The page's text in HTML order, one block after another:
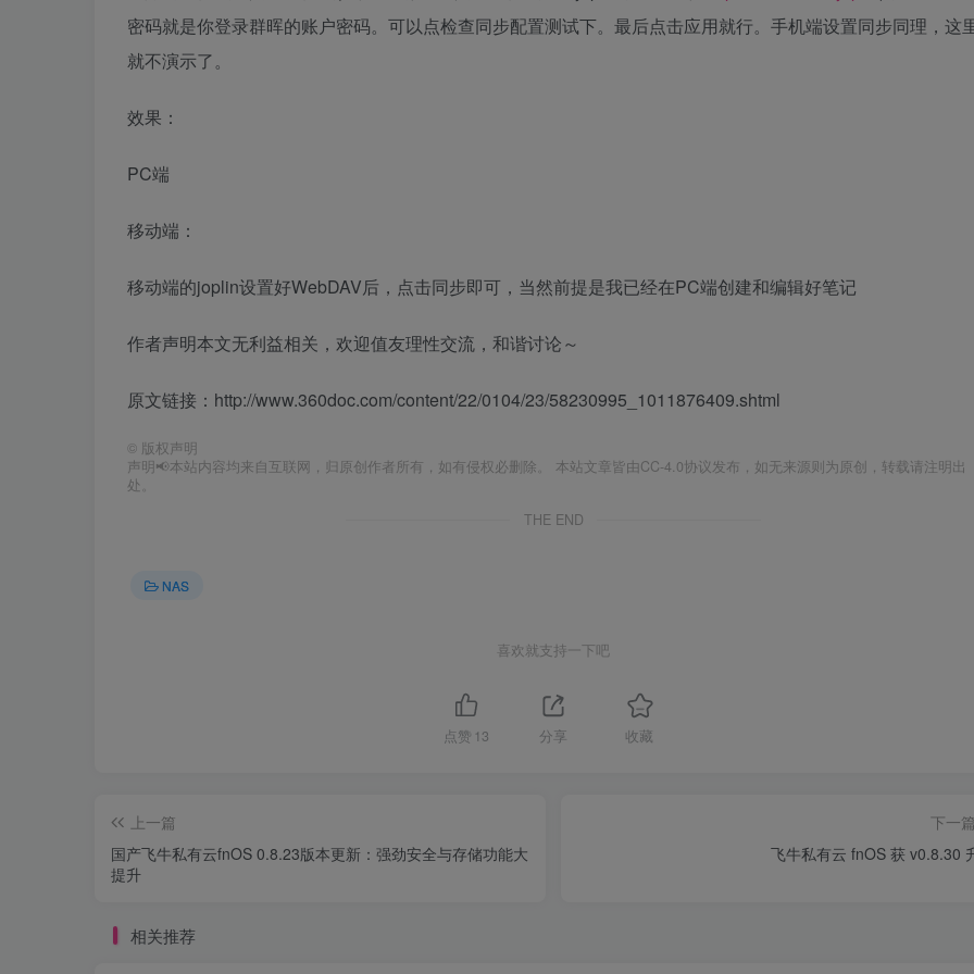
密码就是你登录群晖的账户密码。可以点检查同步配置测试下。最后点击应用就行。手机端设置同步同理，这
就不演示了。
效果：
PC端
移动端：
移动端的joplin设置好WebDAV后，点击同步即可，当然前提是我已经在PC端创建和编辑好笔记
作者声明本文无利益相关，欢迎值友理性交流，和谐讨论～
原文链接：http://www.360doc.com/content/22/0104/23/58230995_1011876409.shtml
© 版权声明
声明📢本站内容均来自互联网，归原创作者所有，如有侵权必删除。 本站文章皆由CC-4.0协议发布，如无来源则为原创，转载请注明出
处。
THE END
NAS
喜欢就支持一下吧
点赞 13 分享 收藏
上一篇
国产飞牛私有云fnOS 0.8.23版本更新：强劲安全与存储功能大
提升
下一
飞牛私有云 fnOS 获 v0.8.30
相关推荐